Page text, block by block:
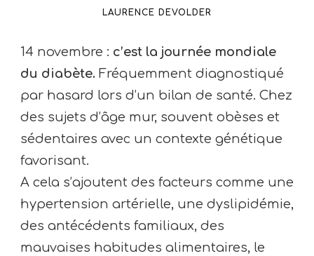
LAURENCE DEVOLDER
14 novembre : c’est la journée mondiale
du diabète. Fréquemment diagnostiqué
par hasard lors d’un bilan de santé. Chez
des sujets d’âge mur, souvent obèses et
sédentaires avec un contexte génétique
favorisant.
A cela s’ajoutent des facteurs comme une
hypertension artérielle, une dyslipidémie,
des antécédents familiaux, des
mauvaises habitudes alimentaires, le